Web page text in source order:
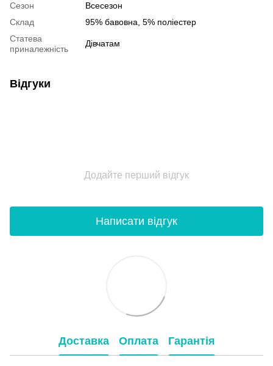
Сезон
Всесезон
Склад
95% бавовна, 5% поліестер
Статева
приналежність
Дівчатам
Відгуки
Додайте перший відгук
Написати відгук
Доставка Оплата Гарантія